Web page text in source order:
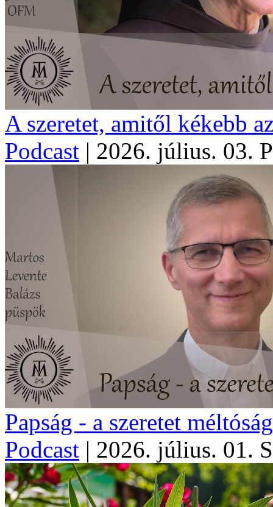
A szeretet, amitől kékebb
Podcast | 2026. július. 03.
Papság - a szeretet
Podcast | 2026. július. 01.